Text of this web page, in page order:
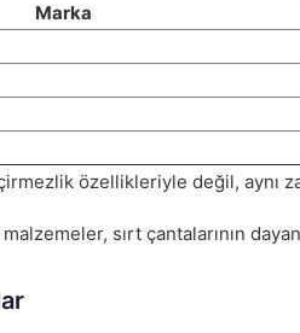
Marka
özellikleriyle değil, aynı
sırt çantalarının